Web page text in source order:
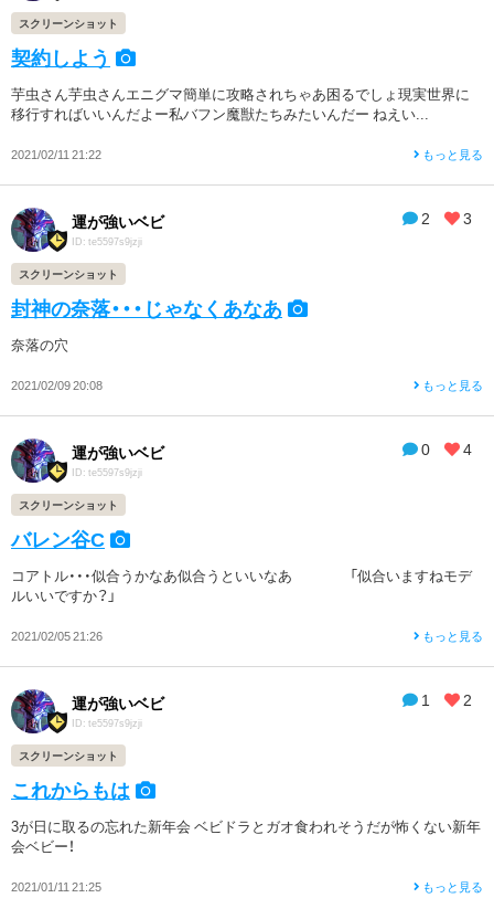
スクリーンショット
契約しよう
芋虫さん芋虫さんエニグマ簡単に攻略されちゃあ困るでしょ現実世界に
移行すればいいんだよー私バフン魔獣たちみたいんだー ねえい...
2021/02/11 21:22 もっと見る
2 3
運が強いベビ
ID: te5597s9jzji
スクリーンショット
封神の奈落・・・じゃなくあなあ
奈落の穴
2021/02/09 20:08 もっと見る
0 4
運が強いベビ
ID: te5597s9jzji
スクリーンショット
バレン谷C
コアトル・・・似合うかなあ似合うといいなあ 「似合いますねモデ
ルいいですか？」
2021/02/05 21:26 もっと見る
1 2
運が強いベビ
ID: te5597s9jzji
スクリーンショット
これからもは
3が日に取るの忘れた新年会 ベビドラとガオ食われそうだが怖くない新年
会ベビー！
2021/01/11 21:25 もっと見る